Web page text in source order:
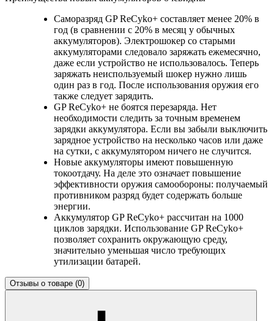
Саморазряд GP ReCyko+ составляет менее 20% в
год (в сравнении с 20% в месяц у обычных
аккумуляторов). Электрошокер со старыми
аккумуляторами следовало заряжать ежемесячно,
даже если устройство не использовалось. Теперь
заряжать неиспользуемый шокер нужно лишь
один раз в год. После использования оружия его
также следует зарядить.
GP ReCyko+ не боятся перезаряда. Нет
необходимости следить за точным временем
зарядки аккумулятора. Если вы забыли выключить
зарядное устройство на несколько часов или даже
на сутки, с аккумулятором ничего не случится.
Новые аккумуляторы имеют повышенную
токоотдачу. На деле это означает повышение
эффективности оружия самообороны: получаемый
противником разряд будет содержать больше
энергии.
Аккумулятор GP ReCyko+ рассчитан на 1000
циклов зарядки. Использование GP ReCyko+
позволяет сохранить окружающую среду,
значительно уменьшая число требующих
утилизации батарей.
Отзывы о товаре (0)